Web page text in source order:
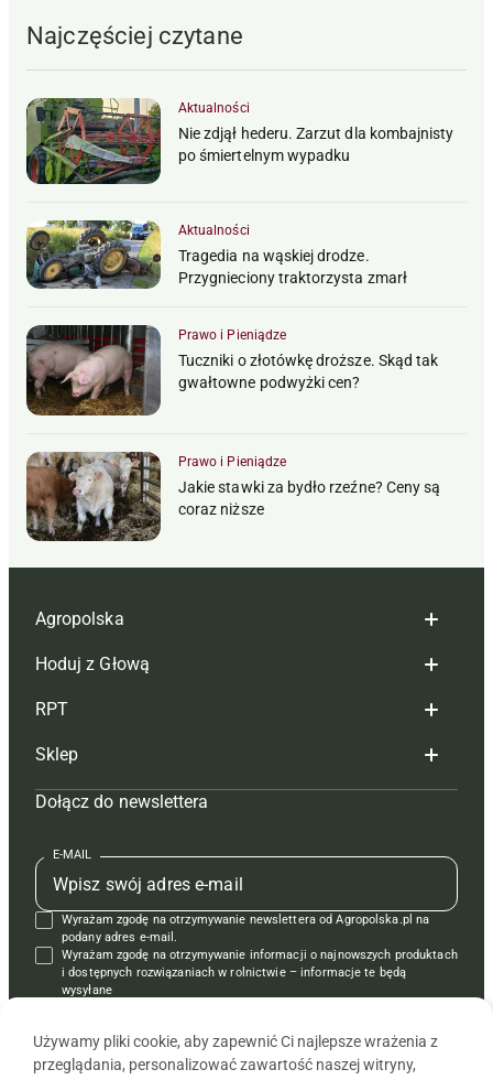
Najczęściej czytane
Aktualności
Nie zdjął hederu. Zarzut dla kombajnisty
po śmiertelnym wypadku
Aktualności
Tragedia na wąskiej drodze.
Przygnieciony traktorzysta zmarł
Prawo i Pieniądze
Tuczniki o złotówkę droższe. Skąd tak
gwałtowne podwyżki cen?
Prawo i Pieniądze
Jakie stawki za bydło rzeźne? Ceny są
coraz niższe
Agropolska
Redakcja
Reklama
Tagi
Mapa serwisu
Kontakt
Regulamin
Polityka prywatności
Hoduj z Głową
Hoduj z głową bydło
Hoduj z głową świnie
Prenumerata
Redakcja
Kontakt
Reklama
RPT
Redakcja
Prenumerata
Reklama
Kontakt
Krzyżówki
Sklep
Czasopisma i prenumerata
Książki
Regulamin
Dołącz do newslettera
E-MAIL
Wyrażam zgodę na otrzymywanie newslettera od Agropolska.pl na
podany adres e-mail.
Wyrażam zgodę na otrzymywanie informacji o najnowszych produktach
i dostępnych rozwiązaniach w rolnictwie – informacje te będą
wysyłane
Używamy pliki cookie, aby zapewnić Ci najlepsze wrażenia z
przeglądania, personalizować zawartość naszej witryny,